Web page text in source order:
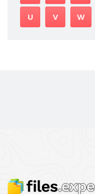
U V W